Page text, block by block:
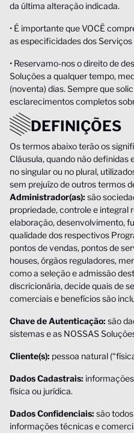
da última alteração indicada.
• É importante que VOCÊ
as especificidades dos Serviços
• Reservamo-nos o direito de
Soluções a qualquer tempo,
(noventa) dias. Sempre que
esclarecimentos completos
DEFINIÇÕES
Os termos abaixo terão os
Cláusula, quando não definidas
no singular ou no plural,
sem prejuízo de outros termos
Administrador(as): são
propriedade, controle e integral
elaboração, desenvolvimento,
qualidade dos respectivos
pontos de vendas, pontos de
houses, órgãos reguladores,
como a seleção e admissão
discricionária, decide quais de
comerciais e benefícios são
Chave de Autenticação: são
sistemas e as NOSSAS
Cliente(s): pessoa natural
Dados Cadastrais:
física ou jurídica.
Dados Confidenciais: são
informações técnicas e